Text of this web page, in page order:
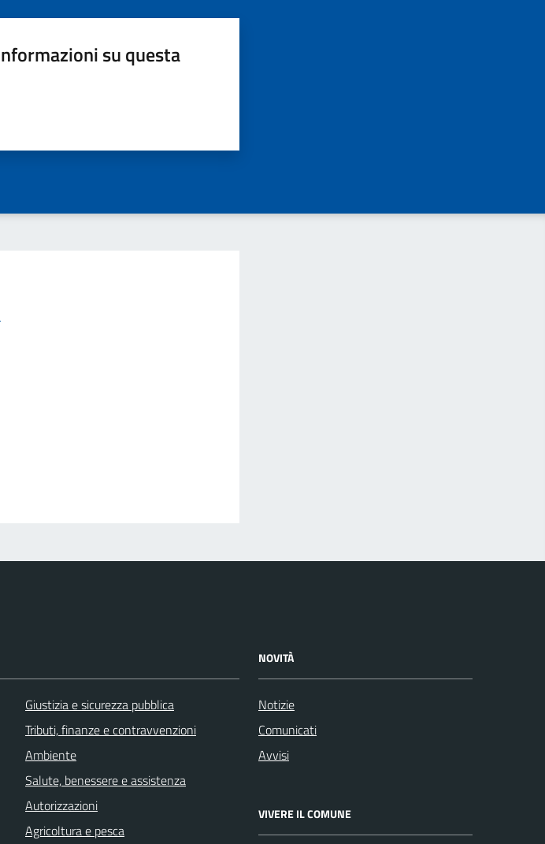
su questa
Giustizia e sicurezza pubblica
Tributi, finanze e contravvenzioni
Ambiente
Salute, benessere e assistenza
Autorizzazioni
Agricoltura e pesca
NOVITÀ
Notizie
Comunicati
Avvisi
VIVERE IL COMUNE